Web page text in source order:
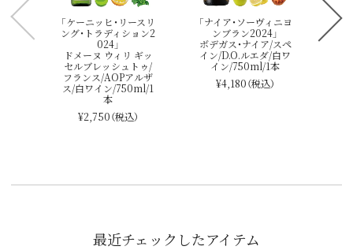
「ケーニッヒ・リースリ
ング・トラディション2
024」
ドメーヌ ウィリ ギッ
セルブレッシュトゥ/
フランス/AOPアルザ
ス/白ワイン/750ml/1
本
¥2,750（税込）
「ナイア・ソーヴィニヨ
ンブラン2024」
ボデガス・ナイア/スペ
イン/D.O.ルエダ/白ワ
イン/750ml/1本
¥4,180（税込）
最近チェックしたアイテム